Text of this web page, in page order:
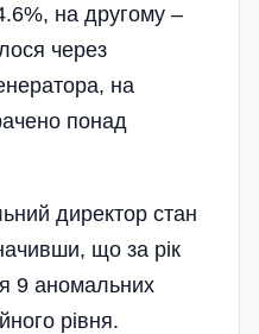
на другому –
через
на
понад
директор стан
що за рік
9 аномальних
рівня.